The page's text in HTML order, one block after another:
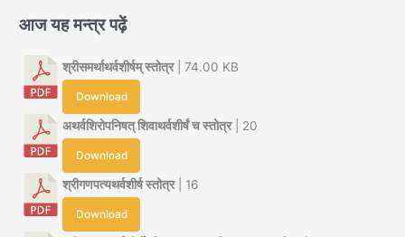
आज यह मन्त्र पढ़ें
श्रीसमर्थाथर्वशीर्षम् स्तोत्र| 74.00 KB
Download
अथर्वशिरोपनिषत् शिवाथर्वशीर्षं च स्तोत्र| 20
Download
श्रीगणपत्यथर्वशीर्ष स्तोत्र| 16
Download